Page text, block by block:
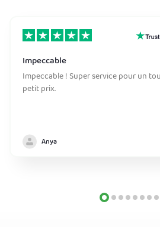
Impeccable
Impeccable ! Super service pour un
petit prix.
Anya